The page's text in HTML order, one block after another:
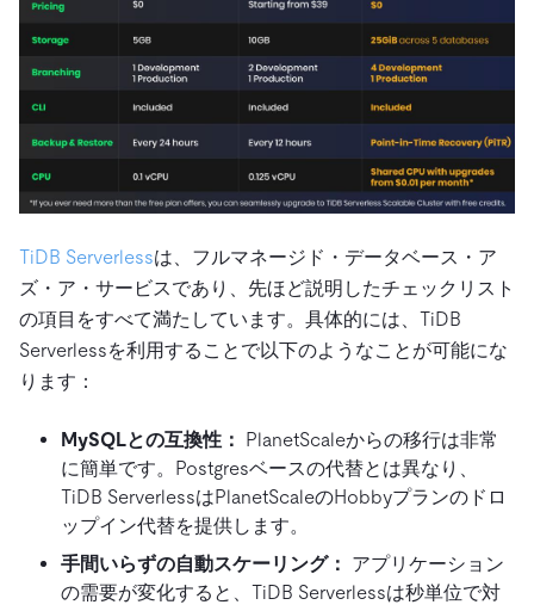
TiDB Serverlessは、フルマネージド・データベース・ア
ズ・ア・サービスであり、先ほど説明したチェックリスト
の項目をすべて満たしています。具体的には、TiDB
Serverlessを利用することで以下のようなことが可能にな
ります：
MySQLとの互換性： PlanetScaleからの移行は非常
に簡単です。Postgresベースの代替とは異なり、
TiDB ServerlessはPlanetScaleのHobbyプランのドロ
ップイン代替を提供します。
手間いらずの自動スケーリング： アプリケーション
の需要が変化すると、TiDB Serverlessは秒単位で対